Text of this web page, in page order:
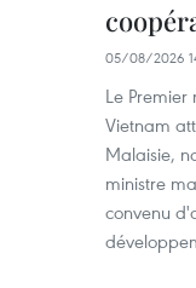
05/08/2026
Le
Vietnam
Malaisie,
ministre
convenu